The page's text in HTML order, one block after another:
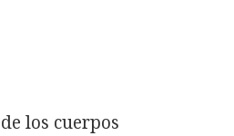
los cuerpos